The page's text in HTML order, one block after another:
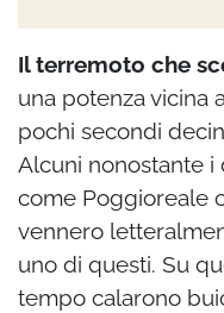
Il terremoto che
una potenza vicina
pochi secondi
Alcuni nonostante i
come Poggioreale
vennero
uno di questi. Su
tempo calarono